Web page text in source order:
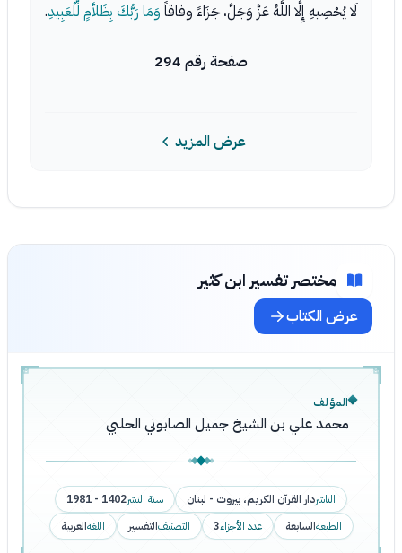
لَا يُحْصِيهِ إِلَّا اللَّهُ عَزَّ وَجَلَّ، جَزَاءً وفاقاً وَمَا رَبُّكَ بِظَلاَّمٍ لِّلْعَبِيدِ.
صفحة رقم 294
عرض المزيد
مختصر تفسير ابن كثير
عرض الكتاب
المؤلف
محمد علي بن الشيخ جميل الصابوني الحلبي
الناشردار القرآن الكريم، بيروت - لبنان سنة النشر1402 - 1981
الطبعةالسابعة عدد الأجزاء3 التصنيفالتفسير اللغةالعربية